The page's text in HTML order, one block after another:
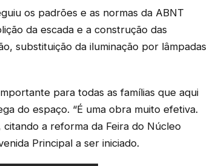
os padrões e as normas da ABNT
da escada e a construção das
substituição da iluminação por lâmpadas
para todas as famílias que aqui
do espaço. “É uma obra muito efetiva.
a reforma da Feira do Núcleo
Principal a ser iniciado.